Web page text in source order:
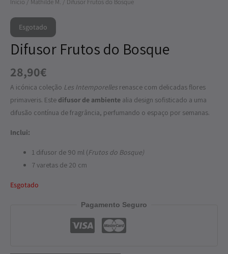
Início / Mathilde M. / Difusor Frutos do Bosque
Esgotado
Difusor Frutos do Bosque
28,90€
A icónica coleção Les Intemporelles renasce com delicadas flores
primaveris. Este difusor de ambiente alia design sofisticado a uma
difusão contínua de fragrância, perfumando o espaço por semanas.
Inclui:
1 difusor de 90 ml (Frutos do Bosque)
7 varetas de 20 cm
Esgotado
Pagamento Seguro